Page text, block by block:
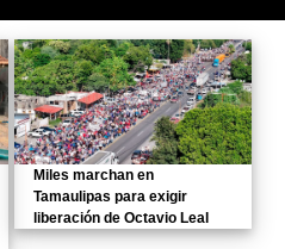
Miles marchan en
Tamaulipas para exigir
liberación de Octavio Leal